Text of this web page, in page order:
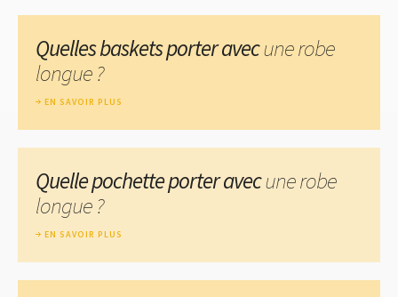
Quelles baskets porter avecune robe
longue ?
EN SAVOIR PLUS
Quelle pochette porter avecune robe
longue ?
EN SAVOIR PLUS